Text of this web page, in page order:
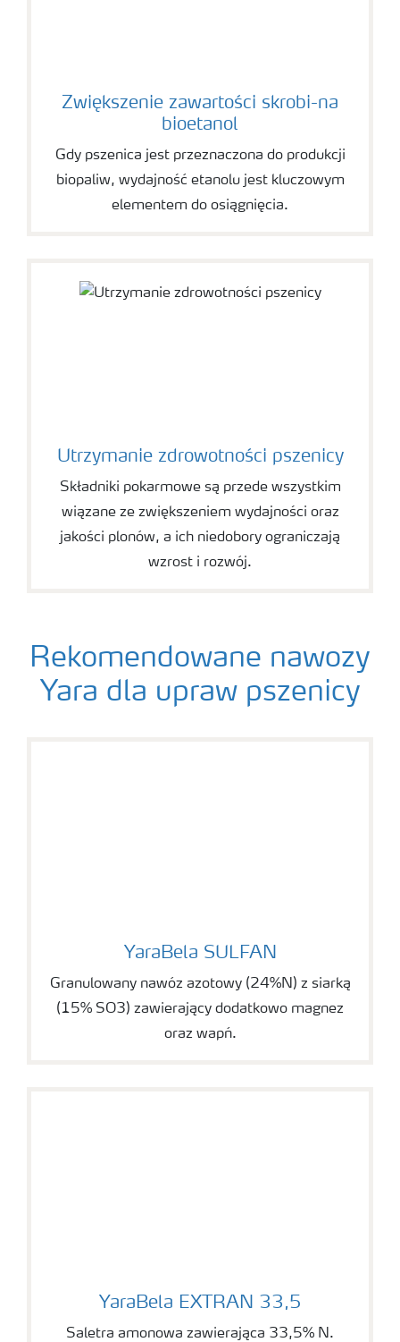
Zwiększenie zawartości skrobi-na
bioetanol
Gdy pszenica jest przeznaczona do produkcji
biopaliw, wydajność etanolu jest kluczowym
elementem do osiągnięcia.
Utrzymanie zdrowotności pszenicy
Składniki pokarmowe są przede wszystkim
wiązane ze zwiększeniem wydajności oraz
jakości plonów, a ich niedobory ograniczają
wzrost i rozwój.
Rekomendowane nawozy
Yara dla upraw pszenicy
YaraBela SULFAN
Granulowany nawóz azotowy (24%N) z siarką
(15% SO3) zawierający dodatkowo magnez
oraz wapń.
YaraBela EXTRAN 33,5
Saletra amonowa zawierająca 33,5% N.